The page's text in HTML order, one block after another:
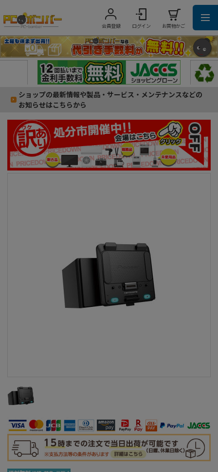
会員登録 ログイン お買物かご
ショップの最新情報や製品・サービス・メンテナンスなどの
お知らせはこちらから